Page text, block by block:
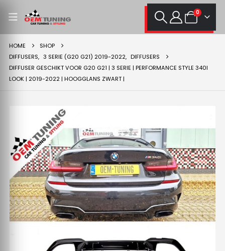
0
HOME
SHOP
DIFFUSERS, 3 SERIE (G20 G21) 2019-2022, DIFFUSERS
DIFFUSER GESCHIKT VOOR G20 G21 | 3 SERIE | PERFORMANCE STYLE 340I
LOOK | 2019-2022 | HOOGGLANS ZWART |